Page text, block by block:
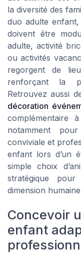
la diversité des
duo adulte
doivent être
adulte, activité
ou activités
regorgent de
renforçant la
Retrouvez aussi
décoration
complémentaire
notamment
conviviale et
enfant lors d’un
simple choix
stratégique
dimension
Concevoir
enfant